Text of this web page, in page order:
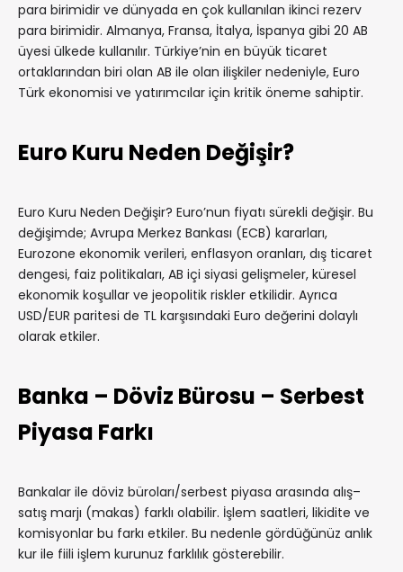
para birimidir ve dünyada en çok kullanılan ikinci rezerv
para birimidir. Almanya, Fransa, İtalya, İspanya gibi 20 AB
üyesi ülkede kullanılır. Türkiye’nin en büyük ticaret
ortaklarından biri olan AB ile olan ilişkiler nedeniyle, Euro
Türk ekonomisi ve yatırımcılar için kritik öneme sahiptir.
Euro Kuru Neden Değişir?
Euro Kuru Neden Değişir? Euro’nun fiyatı sürekli değişir. Bu
değişimde; Avrupa Merkez Bankası (ECB) kararları,
Eurozone ekonomik verileri, enflasyon oranları, dış ticaret
dengesi, faiz politikaları, AB içi siyasi gelişmeler, küresel
ekonomik koşullar ve jeopolitik riskler etkilidir. Ayrıca
USD/EUR paritesi de TL karşısındaki Euro değerini dolaylı
olarak etkiler.
Banka – Döviz Bürosu – Serbest
Piyasa Farkı
Bankalar ile döviz büroları/serbest piyasa arasında alış–
satış marjı (makas) farklı olabilir. İşlem saatleri, likidite ve
komisyonlar bu farkı etkiler. Bu nedenle gördüğünüz anlık
kur ile fiili işlem kurunuz farklılık gösterebilir.